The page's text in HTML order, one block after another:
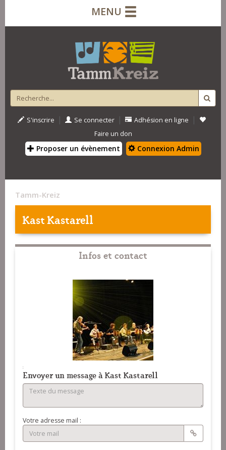
MENU
S'inscrire | Se connecter | Adhésion en ligne |
Faire un don
Proposer un évènement Connexion Admin
Tamm-Kreiz
Kast Kastarell
Infos et contact
:
Envoyer un message à Kast Kastarell
Votre adresse mail :